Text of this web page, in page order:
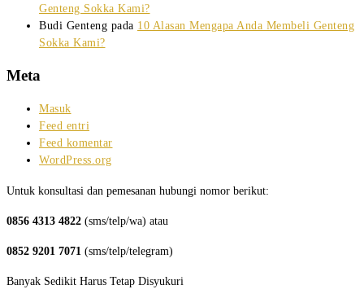
Genteng Sokka Kami?
Budi Genteng pada 10 Alasan Mengapa Anda Membeli Genteng
Sokka Kami?
Meta
Masuk
Feed entri
Feed komentar
WordPress.org
Untuk konsultasi dan pemesanan hubungi nomor berikut:
0856 4313 4822 (sms/telp/wa) atau
0852 9201 7071 (sms/telp/telegram)
Banyak Sedikit Harus Tetap Disyukuri